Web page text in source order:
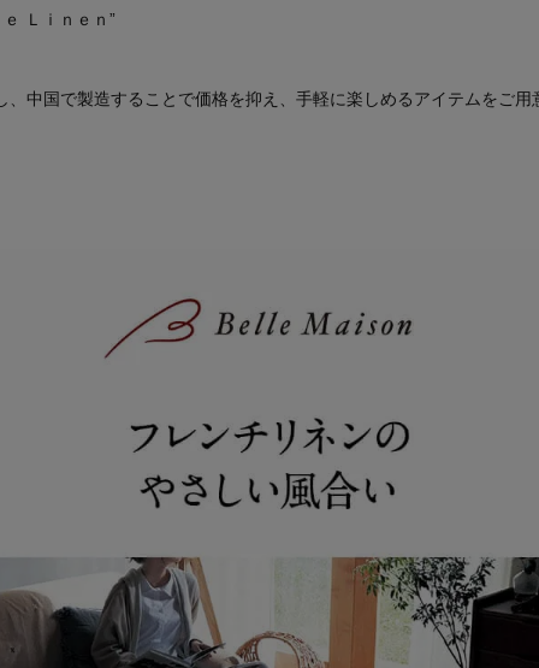
Ｌｉｎｅｎ”
中国で製造することで価格を抑え、手軽に楽しめるアイテムをご用